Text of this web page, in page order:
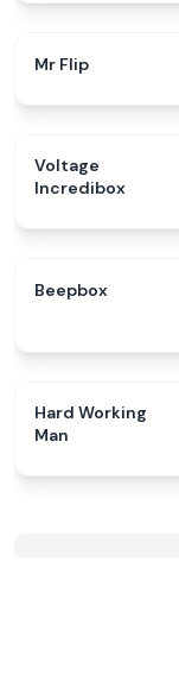
Mr Flip
Voltage
Incredibox
Beepbox
Hard Working
Man